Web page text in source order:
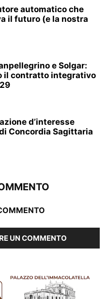
automatico che
il futuro (e la nostra
e Solgar:
il contratto integrativo
d’interesse
Concordia Sagittaria
UN COMMENTO